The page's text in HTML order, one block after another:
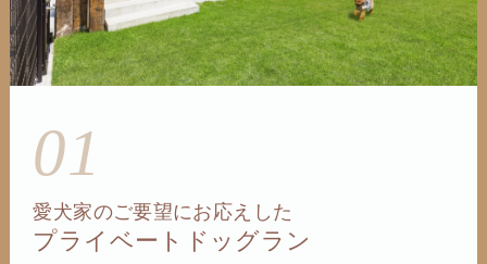
01
愛犬家のご要望にお応えした
プライベートドッグラン